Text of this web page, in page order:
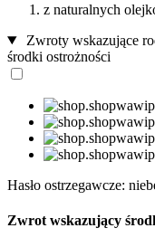
z naturalnych
Zwroty wskazujące
środki ostrożności
Hasło ostrzegawcze:
Zwrot wskazujący